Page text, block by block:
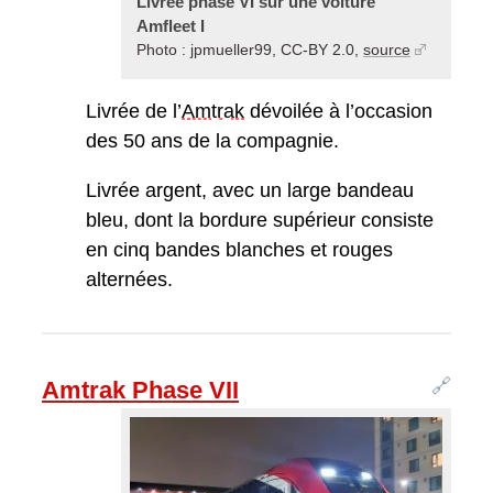
Amfleet I
Photo : jpmueller99, CC-BY 2.0, source
Livrée de l’Amtrak dévoilée à l’occasion
des 50 ans de la compagnie.
Livrée argent, avec un large bandeau
bleu, dont la bordure supérieur consiste
en cinq bandes blanches et rouges
alternées.
🔗
Amtrak Phase VII